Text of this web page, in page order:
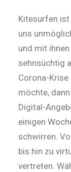
Kitesurfen
uns
und mit
sehnsüchtig
Corona-
möchte,
Digital-
einigen
schwirren.
bis hin zu
vertreten.